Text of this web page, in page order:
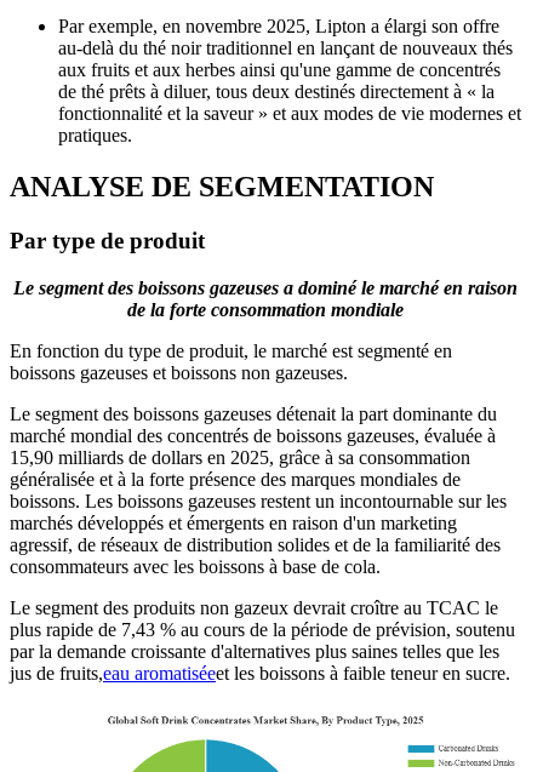
Par exemple, en novembre 2025, Lipton a élargi son offre
au-delà du thé noir traditionnel en lançant de nouveaux thés
aux fruits et aux herbes ainsi qu'une gamme de concentrés
de thé prêts à diluer, tous deux destinés directement à « la
fonctionnalité et la saveur » et aux modes de vie modernes et
pratiques.
ANALYSE DE SEGMENTATION
Par type de produit
Le segment des boissons gazeuses a dominé le marché en raison
de la forte consommation mondiale
En fonction du type de produit, le marché est segmenté en
boissons gazeuses et boissons non gazeuses.
Le segment des boissons gazeuses détenait la part dominante du
marché mondial des concentrés de boissons gazeuses, évaluée à
15,90 milliards de dollars en 2025, grâce à sa consommation
généralisée et à la forte présence des marques mondiales de
boissons. Les boissons gazeuses restent un incontournable sur les
marchés développés et émergents en raison d'un marketing
agressif, de réseaux de distribution solides et de la familiarité des
consommateurs avec les boissons à base de cola.
Le segment des produits non gazeux devrait croître au TCAC le
plus rapide de 7,43 % au cours de la période de prévision, soutenu
par la demande croissante d'alternatives plus saines telles que les
jus de fruits,eau aromatiséeet les boissons à faible teneur en sucre.